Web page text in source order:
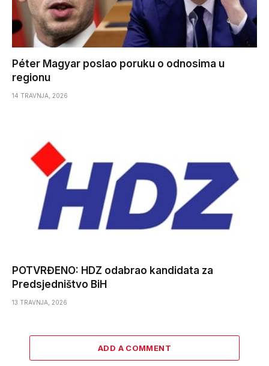
Péter Magyar poslao poruku o odnosima u
regionu
14 TRAVNJA, 2026
POTVRĐENO: HDZ odabrao kandidata za
Predsjedništvo BiH
13 TRAVNJA, 2026
ADD A COMMENT